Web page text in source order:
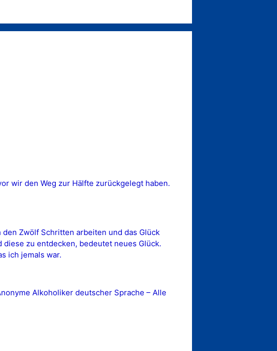
wir den Weg zur Hälfte zurückgelegt haben.
Zwölf Schritten arbeiten und das Glück
zu entdecken, bedeutet neues Glück.
ich jemals war.
Alkoholiker deutscher Sprache – Alle